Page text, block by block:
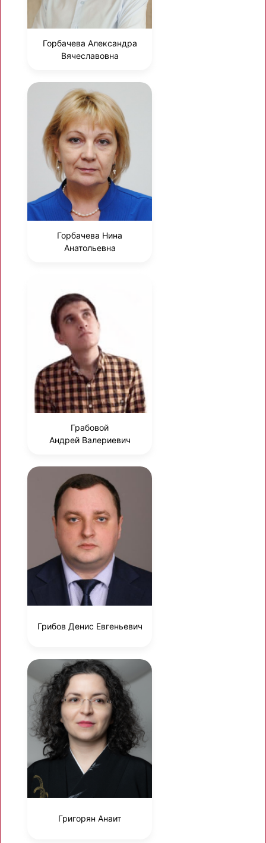
Горбачева Александра
Вячеславовна
Горбачева Нина
Анатольевна
Грабовой
Андрей Валериевич
Грибов Денис Евгеньевич
Григорян Анаит